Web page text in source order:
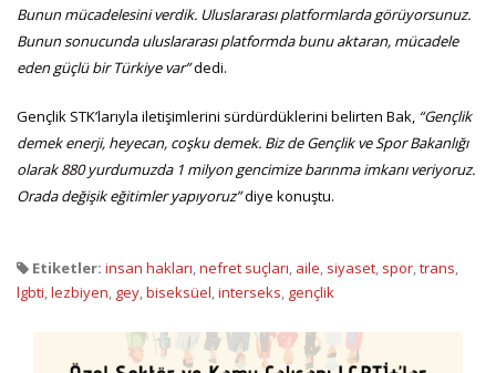
Bunun mücadelesini verdik. Uluslararası platformlarda görüyorsunuz.
Bunun sonucunda uluslararası platformda bunu aktaran, mücadele
eden güçlü bir Türkiye var”dedi.
Gençlik STK’larıyla iletişimlerini sürdürdüklerini belirten Bak, “Gençlik
demek enerji, heyecan, coşku demek. Biz de Gençlik ve Spor Bakanlığı
olarak 880 yurdumuzda 1 milyon gencimize barınma imkanı veriyoruz.
Orada değişik eğitimler yapıyoruz”diye konuştu.
Etiketler: insan hakları,nefret suçları, aile, siyaset, spor,trans,
lgbti,lezbiyen, gey,biseksüel,interseks, gençlik